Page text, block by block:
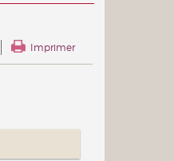
Imprimer